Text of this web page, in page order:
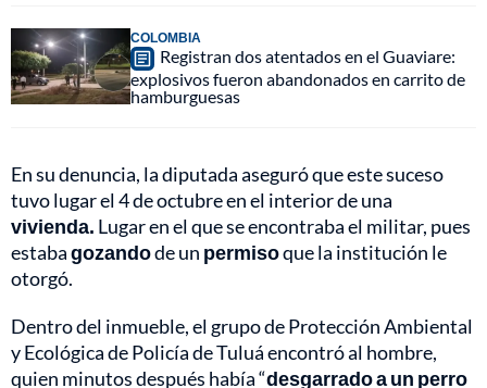
COLOMBIA
Registran dos atentados en el Guaviare:
explosivos fueron abandonados en carrito de
hamburguesas
En su denuncia, la diputada aseguró que este suceso
tuvo lugar el 4 de octubre en el interior de una
vivienda. Lugar en el que se encontraba el militar, pues
estabagozandode un permisoque la institución le
otorgó.
Dentro del inmueble, el grupo de Protección Ambiental
y Ecológica de Policía de Tuluá encontró al hombre,
quien minutos después había “desgarrado a un perro